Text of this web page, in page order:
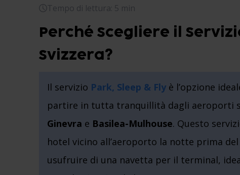
Tempo di lettura: 5 min
Perché Scegliere il
Svizzera?
Il servizio Park, Sleep & Fly è l’opzione
partire in tutta tranquillità dagli aeroporti
Ginevra e Basilea-Mulhouse. Questo
hotel vicino all’aeroporto la notte prima del
usufruire di una navetta per il terminal,